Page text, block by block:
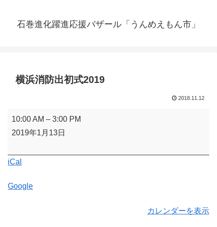
石巻進化躍進応援バザール「うんめえもん市」
横浜消防出初式2019
2018.11.12
横
浜
防
初
10:00 AM – 3:00 PM
2019年1月13日
iCal
Google
カレンダーを表示